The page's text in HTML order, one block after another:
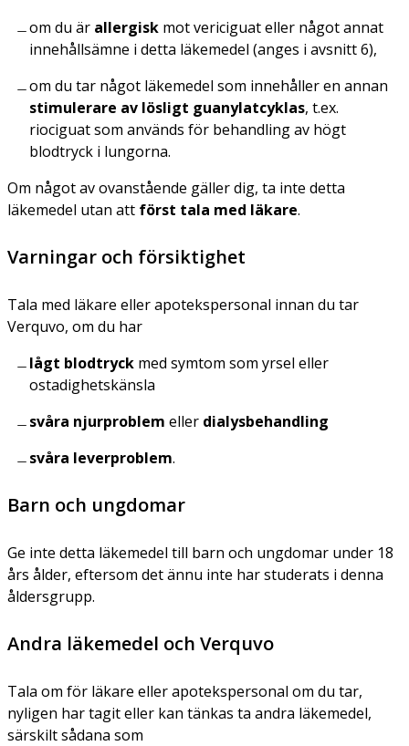
om du är allergisk mot vericiguat eller något annat
innehållsämne i detta läkemedel (anges i avsnitt 6),
om du tar något läkemedel som innehåller en annan
stimulerare av lösligt guanylatcyklas, t.ex.
riociguat som används för behandling av högt
blodtryck i lungorna.
Om något av ovanstående gäller dig, ta inte detta
läkemedel utan att först tala med läkare.
Varningar och försiktighet
Tala med läkare eller apotekspersonal innan du tar
Verquvo, om du har
lågt blodtryck med symtom som yrsel eller
ostadighetskänsla
svåra njurproblem eller dialysbehandling
svåra leverproblem.
Barn och ungdomar
Ge inte detta läkemedel till barn och ungdomar under 18
års ålder, eftersom det ännu inte har studerats i denna
åldersgrupp.
Andra läkemedel och Verquvo
Tala om för läkare eller apotekspersonal om du tar,
nyligen har tagit eller kan tänkas ta andra läkemedel,
särskilt sådana som